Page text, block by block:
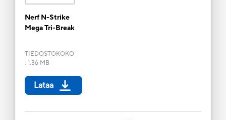
Nerf N-Strike
Mega Tri-Break
TIEDOSTOKOKO
: 1.36 MB
Lataa